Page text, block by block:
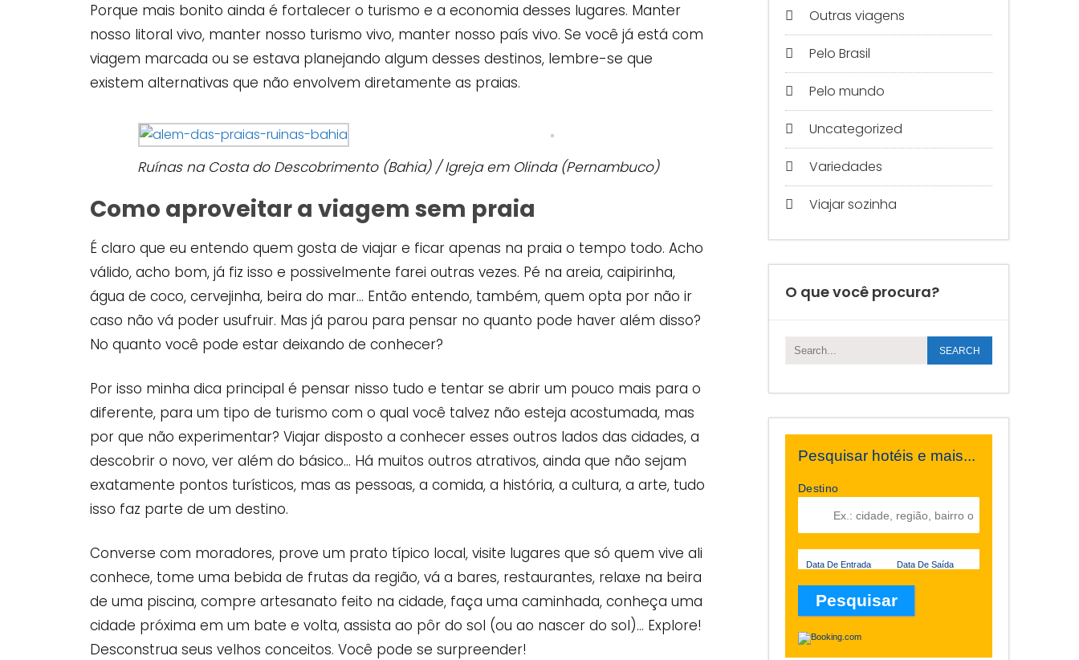
Porque mais bonito ainda é fortalecer o turismo e a economia desses lugares. Manter
nosso litoral vivo, manter nosso turismo vivo, manter nosso país vivo. Se você já está com
viagem marcada ou se estava planejando algum desses destinos, lembre-se que
existem alternativas que não envolvem diretamente as praias.
Ruínas na Costa do Descobrimento (Bahia) / Igreja em Olinda (Pernambuco)
Como aproveitar a viagem sem praia
É claro que eu entendo quem gosta de viajar e ficar apenas na praia o tempo todo. Acho
válido, acho bom, já fiz isso e possivelmente farei outras vezes. Pé na areia, caipirinha,
água de coco, cervejinha, beira do mar… Então entendo, também, quem opta por não ir
caso não vá poder usufruir. Mas já parou para pensar no quanto pode haver além disso?
No quanto você pode estar deixando de conhecer?
Por isso minha dica principal é pensar nisso tudo e tentar se abrir um pouco mais para o
diferente, para um tipo de turismo com o qual você talvez não esteja acostumada, mas
por que não experimentar? Viajar disposto a conhecer esses outros lados das cidades, a
descobrir o novo, ver além do básico… Há muitos outros atrativos, ainda que não sejam
exatamente pontos turísticos, mas as pessoas, a comida, a história, a cultura, a arte, tudo
isso faz parte de um destino.
Converse com moradores, prove um prato típico local, visite lugares que só quem vive ali
conhece, tome uma bebida de frutas da região, vá a bares, restaurantes, relaxe na beira
de uma piscina, compre artesanato feito na cidade, faça uma caminhada, conheça uma
cidade próxima em um bate e volta, assista ao pôr do sol (ou ao nascer do sol)… Explore!
Desconstrua seus velhos conceitos. Você pode se surpreender!
Outras viagens
Pelo Brasil
Pelo mundo
Uncategorized
Variedades
Viajar sozinha
O que você procura?
Pesquisar hotéis e mais...
Destino
Data De Entrada Data De Saída